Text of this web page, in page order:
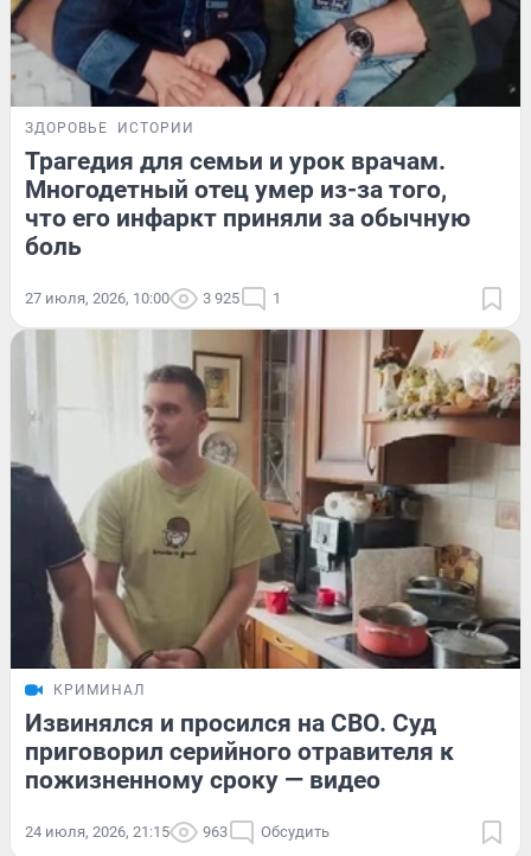
ЗДОРОВЬЕ ИСТОРИИ
Трагедия для семьи и урок врачам.
Многодетный отец умер из-за того,
что его инфаркт приняли за обычную
боль
27 июля, 2026, 10:00 3 925 1
КРИМИНАЛ
Извинялся и просился на СВО. Суд
приговорил серийного отравителя к
пожизненному сроку — видео
24 июля, 2026, 21:15 963 Обсудить